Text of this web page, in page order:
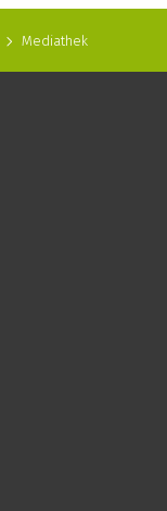
Mediathek